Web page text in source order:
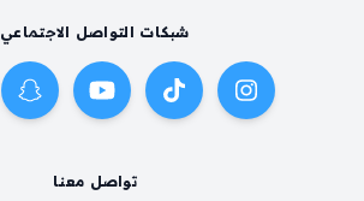
شبكات التواصل الاجتماعي
تواصل معنا